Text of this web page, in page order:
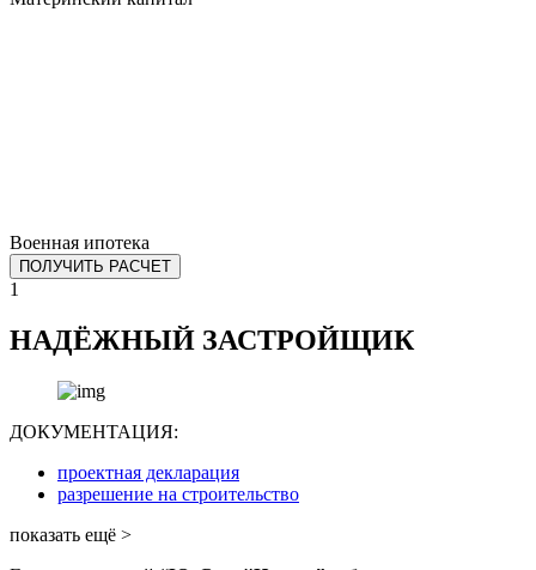
Военная ипотека
ПОЛУЧИТЬ РАСЧЕТ
1
НАДЁЖНЫЙ ЗАСТРОЙЩИК
ДОКУМЕНТАЦИЯ:
проектная декларация
разрешение на строительство
показать ещё >